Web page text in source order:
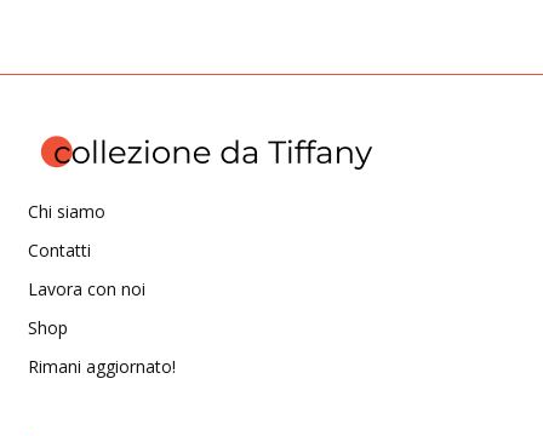
Chi siamo
Contatti
Lavora con noi
Shop
Rimani aggiornato!